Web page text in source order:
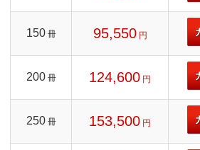
150 冊 95,550 円
200 冊 124,600 円
250 冊 153,500 円